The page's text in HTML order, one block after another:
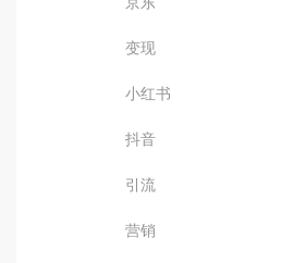
变现
小红书
抖音
引流
营销